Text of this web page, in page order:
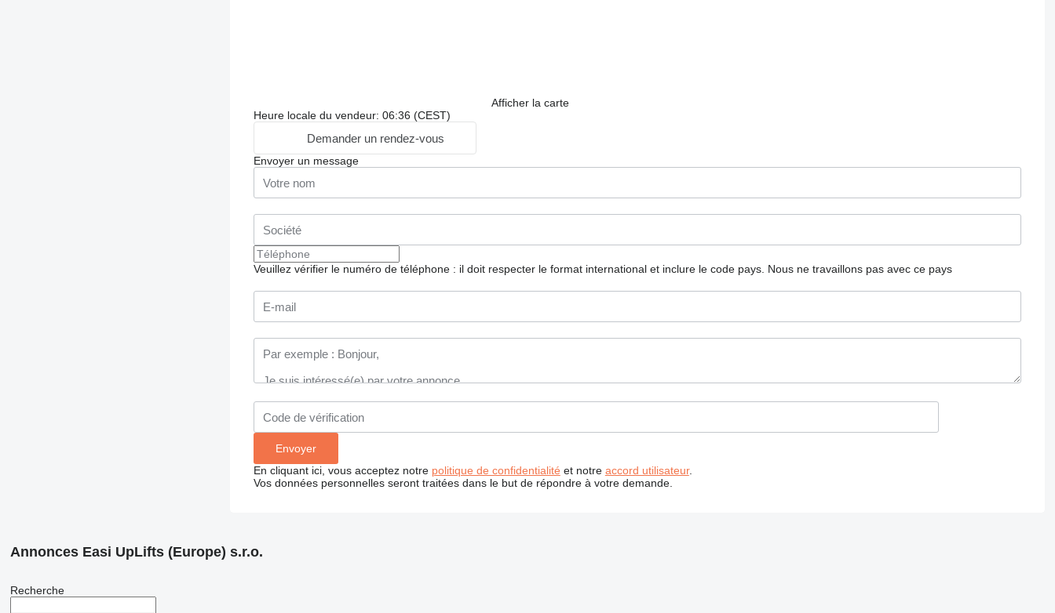
Afficher la carte
Heure locale du vendeur: 06:36 (CEST)
Demander un rendez-vous
Envoyer un message
Veuillez vérifier le numéro de téléphone : il doit respecter le format international et inclure le code pays. Nous ne travaillons pas avec ce pays
En cliquant ici, vous acceptez notre politique de confidentialité et notre accord utilisateur.
Vos données personnelles seront traitées dans le but de répondre à votre demande.
Annonces Easi UpLifts (Europe) s.r.o.
Recherche